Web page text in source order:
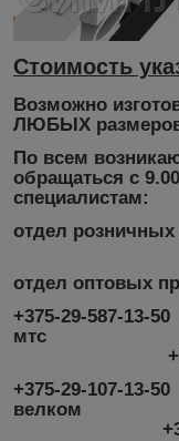
Стоимость
Возможно
ЛЮБЫХ
По всем
обращаться с
специалистам:
отдел
отдел оптовых
+375-29-587-13-50
+375-29-
+375-29-107-13-50
+375-29-